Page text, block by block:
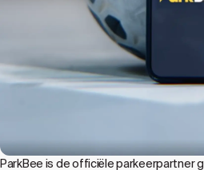
ParkBee is de officiële parkeerpartner